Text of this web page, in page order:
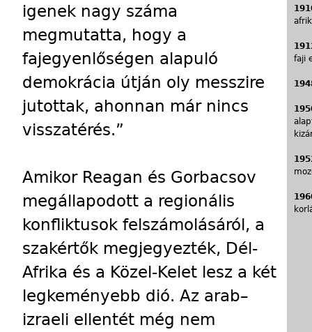
faji
igenek nagy száma
megmutatta, hogy a
fajegyenlőségen alapuló
demokrácia útján oly messzire
jutottak, ahonnan már nincs
visszatérés.”
Amikor Reagan és Gorbacsov
megállapodott a regionális
konfliktusok felszámolásáról, a
szakértők megjegyezték, Dél-
Afrika és a Közel-Kelet lesz a két
legkeményebb dió. Az arab–
izraeli ellentét még nem